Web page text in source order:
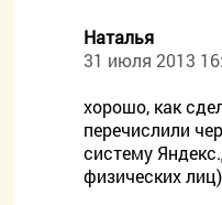
Наталья
31 июля 2013
хорошо, как
перечислили
систему
физических лиц)